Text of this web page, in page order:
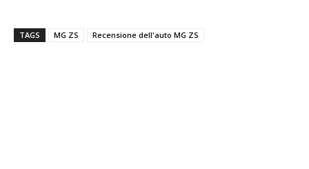
TAGS MG ZS Recensione dell'auto MG ZS